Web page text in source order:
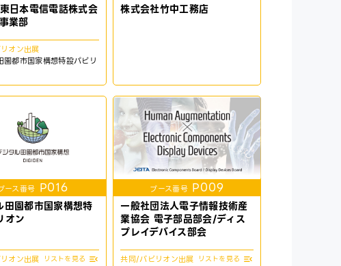
日本電信電話株式会
業部
オン出展
園都市国家構想特設パビリ
株式会社竹中工務店
ース番号 P016
田園都市国家構想特
オン
オン出展
ブース番号P009
一般社団法人電子情報技術産
業協会 電子部品部会/ディス
プレイデバイス部会
共同/パビリオン出展